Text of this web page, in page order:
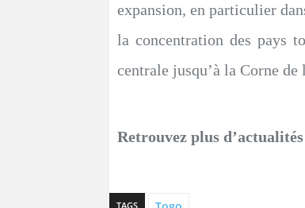
expansion, en particulier
la concentration des pays
centrale jusqu’à la Corne de
Retrouvez plus
TAGS